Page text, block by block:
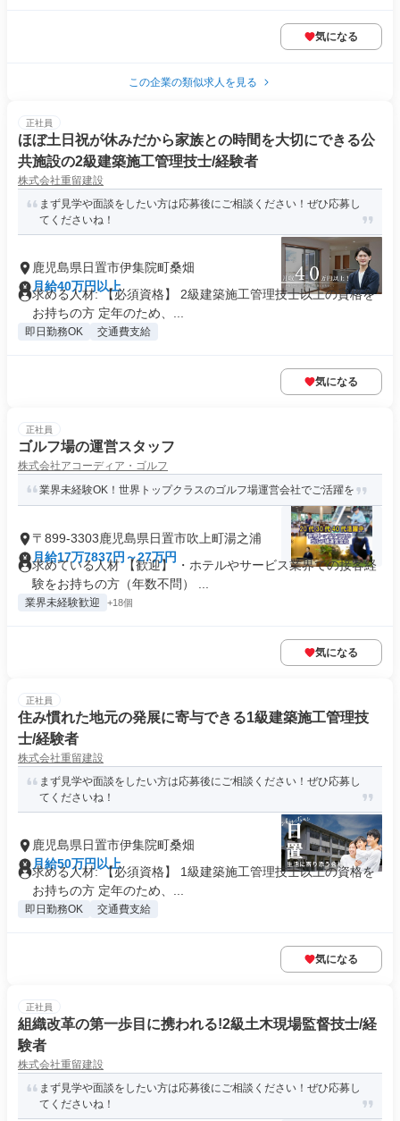
気になる
この企業の類似求人を見る
正社員
ほぼ土日祝が休みだから家族との時間を大切にできる公
共施設の2級建築施工管理技士/経験者
株式会社重留建設
まず見学や面談をしたい方は応募後にご相談ください！ぜひ応募し
てくださいね！
鹿児島県日置市伊集院町桑畑
月給40万円以上
求める人材: 【必須資格】 2級建築施工管理技士以上の資格を
お持ちの方 定年のため、...
即日勤務OK 交通費支給
気になる
正社員
ゴルフ場の運営スタッフ
株式会社アコーディア・ゴルフ
業界未経験OK！世界トップクラスのゴルフ場運営会社でご活躍を
〒899-3303鹿児島県日置市吹上町湯之浦
月給17万7837円～27万円
求めている人材 【歓迎】 ・ホテルやサービス業界での接客経
験をお持ちの方（年数不問） ...
業界未経験歓迎 +18個
気になる
正社員
住み慣れた地元の発展に寄与できる1級建築施工管理技
士/経験者
株式会社重留建設
まず見学や面談をしたい方は応募後にご相談ください！ぜひ応募し
てくださいね！
鹿児島県日置市伊集院町桑畑
月給50万円以上
求める人材: 【必須資格】 1級建築施工管理技士以上の資格を
お持ちの方 定年のため、...
即日勤務OK 交通費支給
気になる
正社員
組織改革の第一歩目に携われる!2級土木現場監督技士/経
験者
株式会社重留建設
まず見学や面談をしたい方は応募後にご相談ください！ぜひ応募し
てくださいね！